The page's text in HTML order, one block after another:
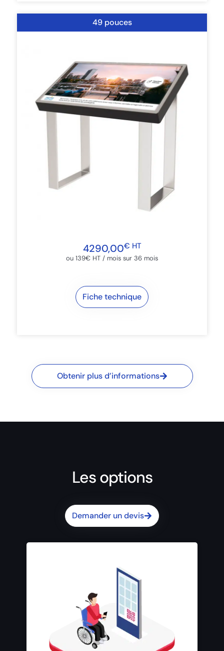
49 pouces
4290,00€ HT
ou 139€ HT / mois sur 36 mois​
Fiche technique
Obtenir plus d’informations
Les options
Demander un devis